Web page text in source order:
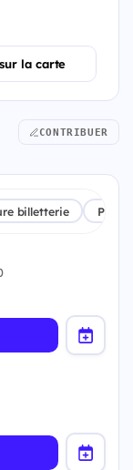
la carte
CONTRIBUER
billetterie